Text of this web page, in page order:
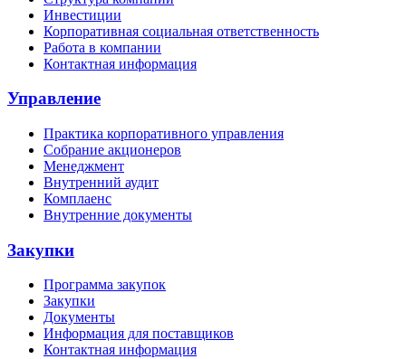
Инвестиции
Корпоративная социальная ответственность
Работа в компании
Контактная информация
Управление
Практика корпоративного управления
Собрание акционеров
Менеджмент
Внутренний аудит
Комплаенс
Внутренние документы
Закупки
Программа закупок
Закупки
Документы
Информация для поставщиков
Контактная информация